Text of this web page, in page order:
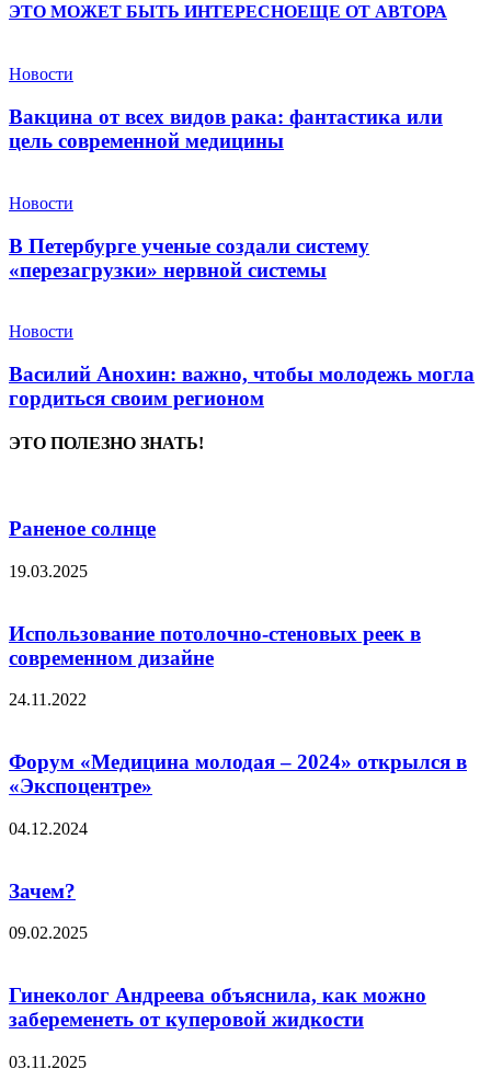
ЭТО МОЖЕТ БЫТЬ ИНТЕРЕСНОЕЩЕ ОТ АВТОРА
Новости
Вакцина от всех видов рака: фантастика или
цель современной медицины
Новости
В Петербурге ученые создали систему
«перезагрузки» нервной системы
Новости
Василий Анохин: важно, чтобы молодежь могла
гордиться своим регионом
ЭТО ПОЛЕЗНО ЗНАТЬ!
Раненое солнце
19.03.2025
Использование потолочно-стеновых реек в
современном дизайне
24.11.2022
Форум «Медицина молодая – 2024» открылся в
«Экспоцентре»
04.12.2024
Зачем?
09.02.2025
Гинеколог Андреева объяснила, как можно
забеременеть от куперовой жидкости
03.11.2025